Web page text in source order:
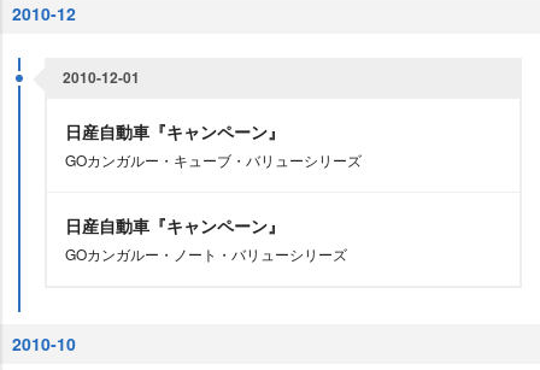
2010-12
2010-12-01
日産自動車『キャンペーン』
GOカンガルー・キューブ・バリューシリーズ
日産自動車『キャンペーン』
GOカンガルー・ノート・バリューシリーズ
2010-10